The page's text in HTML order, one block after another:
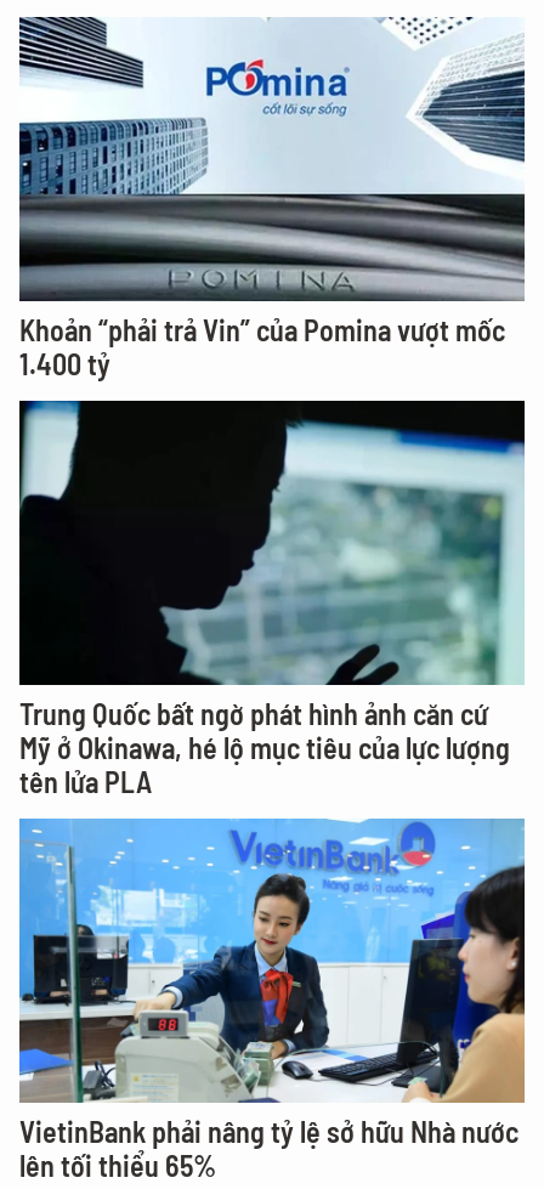
Khoản “phải trả Vin” của Pomina vượt mốc
1.400 tỷ
Trung Quốc bất ngờ phát hình ảnh căn cứ
Mỹ ở Okinawa, hé lộ mục tiêu của lực lượng
tên lửa PLA
VietinBank phải nâng tỷ lệ sở hữu Nhà nước
lên tối thiểu 65%